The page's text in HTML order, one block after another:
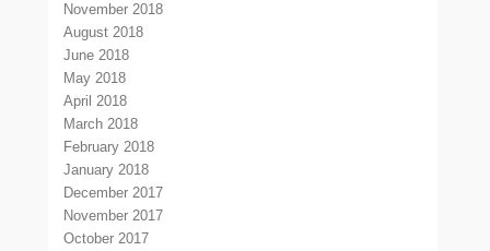
November 2018
August 2018
June 2018
May 2018
April 2018
March 2018
February 2018
January 2018
December 2017
November 2017
October 2017